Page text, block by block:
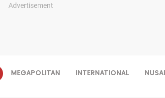
Advertisement
MEGAPOLITAN INTERNATIONAL